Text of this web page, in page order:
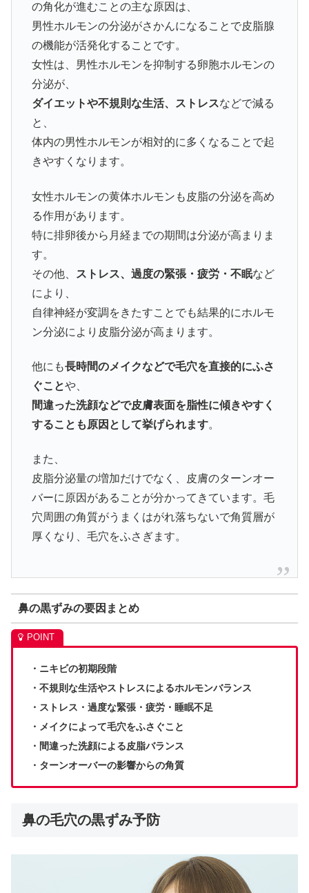
の角化が進むことの主な原因は、
男性ホルモンの分泌がさかんになることで皮脂腺
の機能が活発化することです。
女性は、男性ホルモンを抑制する卵胞ホルモンの
分泌が、
ダイエットや不規則な生活、ストレスなどで減る
と、
体内の男性ホルモンが相対的に多くなることで起
きやすくなります。
女性ホルモンの黄体ホルモンも皮脂の分泌を高め
る作用があります。
特に排卵後から月経までの期間は分泌が高まりま
す。
その他、
ストレス、過度の緊張・疲労・不眠など
により、
自律神経が変調をきたすことでも結果的にホルモ
ン分泌により皮脂分泌が高まります。
他にも長時間のメイクなどで毛穴を直接的にふさ
ぐことや、
間違った洗顔などで皮膚表面を脂性に傾きやすく
することも原因として挙げられます。
また、
皮脂分泌量の増加だけでなく、皮膚のターンオー
バーに原因があることが分かってきています。毛
穴周囲の角質がうまくはがれ落ちないで角質層が
厚くなり、毛穴をふさぎます。
鼻の黒ずみの要因まとめ
・ニキビの初期段階
・不規則な生活やストレスによるホルモンバランス
・ストレス・過度な緊張・疲労・睡眠不足
・メイクによって毛穴をふさぐこと
・間違った洗顔による皮脂バランス
・ターンオーバーの影響からの角質
鼻の毛穴の黒ずみ予防